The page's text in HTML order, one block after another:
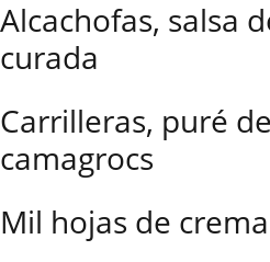
Alcachofas, salsa
curada
Carrilleras, puré
camagrocs
Mil hojas de